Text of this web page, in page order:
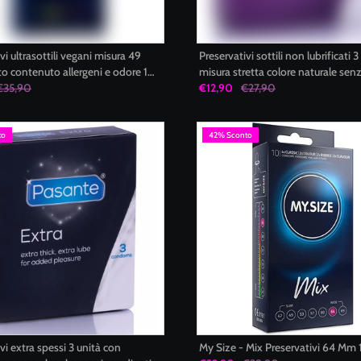
ultrasottili vegani misura 49
contenuto allergeni e odore 10
PRO
Preservativi sottili non lubrificati
misura stretta colore naturale
ingredienti animali Pasante
€12,90 €27,90
extra spessi 3 unità con
42% Sconto
My Size - Mix Preservativi 64 Mm